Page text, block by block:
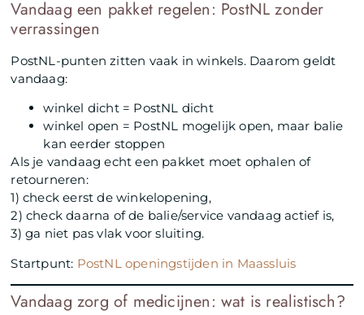
Vandaag een pakket regelen: PostNL zonder
verrassingen
PostNL-punten zitten vaak in winkels. Daarom geldt
vandaag:
winkel dicht = PostNL dicht
winkel open = PostNL mogelijk open, maar balie
kan eerder stoppen
Als je vandaag echt een pakket moet ophalen of
retourneren:
1) check eerst de winkelopening,
2) check daarna of de balie/service vandaag actief is,
3) ga niet pas vlak voor sluiting.
Startpunt: PostNL openingstijden in Maassluis
Vandaag zorg of medicijnen: wat is realistisch?